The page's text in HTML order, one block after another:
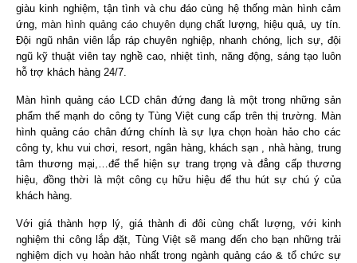
giàu kinh nghiệm, tận tình và chu đáo cùng hệ thống màn hình cảm
ứng, màn hình quảng cáo chuyên dụngchất lượng, hiệu quả, uy tín.
Đội ngũ nhân viên lắp ráp chuyên nghiệp, nhanh chóng, lịch sự, đội
ngũ kỹ thuật viên tay nghề cao, nhiệt tình, năng động, sáng tạo luôn
hỗ trợ khách hàng 24/7.
Màn hình quảng cáo LCD chân đứng đang là một trong những sản
phẩm thế mạnh do công ty Tùng Việt cung cấp trên thị trường. Màn
hình quảng cáo chân đứng chính là sự lựa chọn hoàn hảo cho các
công ty, khu vui chơi, resort, ngân hàng, khách sạn , nhà hàng, trung
tâm thương mại,…để thể hiện sự trang trọng và đẳng cấp thương
hiệu, đồng thời là một công cụ hữu hiệu để thu hút sự chú ý của
khách hàng.
Với giá thành hợp lý, giá thành đi đôi cùng chất lượng, với kinh
nghiệm thi công lắp đặt, Tùng Việt sẽ mang đến cho bạn những trải
nghiệm dịch vụ hoàn hảo nhất trong ngành quảng cáo & tổ chức sự